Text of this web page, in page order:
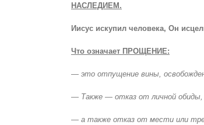
НАСЛЕДИЕМ.
Иисус искупил человека, Он
Что означает ПРОЩЕНИЕ:
— это отпущение вины,
— Также — отказ от личной обиды,
— а также отказ от мести или